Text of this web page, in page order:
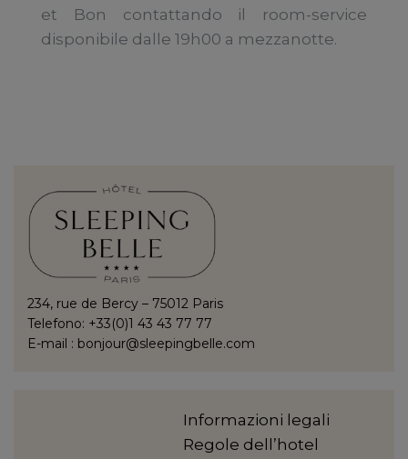
et Bon contattando il room-service
disponibile dalle 19h00 a mezzanotte.
234, rue de Bercy – 75012 Paris
Telefono: +33(0)1 43 43 77 77
E-mail : bonjour@sleepingbelle.com
Informazioni legali
Regole dell’hotel